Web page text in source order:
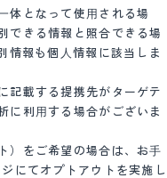
体となって使⽤される場
できる情報と照合できる場
情報も個⼈情報に該当しま
記載する提携先がターゲテ
に利⽤する場合がございま
）をご希望の場合は、お⼿
にてオプトアウトを実施し